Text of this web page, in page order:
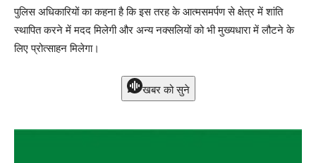
पुलिस अधिकारियों का कहना है कि इस तरह के आत्मसमर्पण से क्षेत्र में शांति
स्थापित करने में मदद मिलेगी और अन्य नक्सलियों को भी मुख्यधारा में लौटने के
लिए प्रोत्साहन मिलेगा।
खबर को सुने